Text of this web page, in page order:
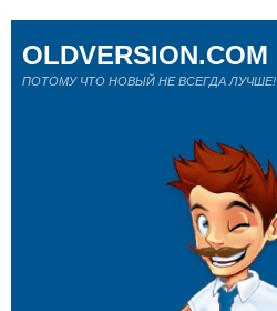
OLDVERSION.COM
ПОТОМУ ЧТО НОВЫЙ НЕ ВСЕГДА ЛУЧШЕ!